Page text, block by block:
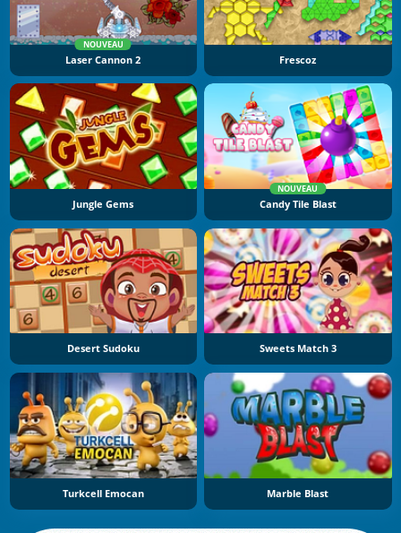
NOUVEAU
Laser Cannon 2 Frescoz
Jungle Gems
NOUVEAU
Candy Tile Blast
Desert Sudoku Sweets Match 3
Turkcell Emocan Marble Blast